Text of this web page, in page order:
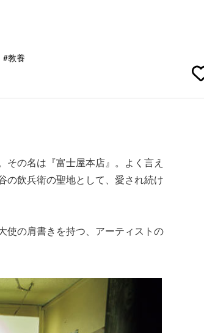
#教養
の名は『富士屋本店』。よく言え
の飲兵衛の聖地として、愛され続け
使の肩書きを持つ、アーティストの